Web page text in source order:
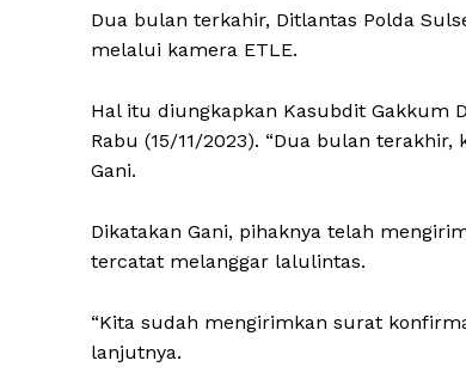
Dua bulan terkahir, Ditlantas Polda
melalui kamera ETLE.
Hal itu diungkapkan Kasubdit Gakkum
Rabu (15/11/2023). “Dua bulan
Gani.
Dikatakan Gani, pihaknya telah
tercatat melanggar lalulintas.
“Kita sudah mengirimkan surat
lanjutnya.